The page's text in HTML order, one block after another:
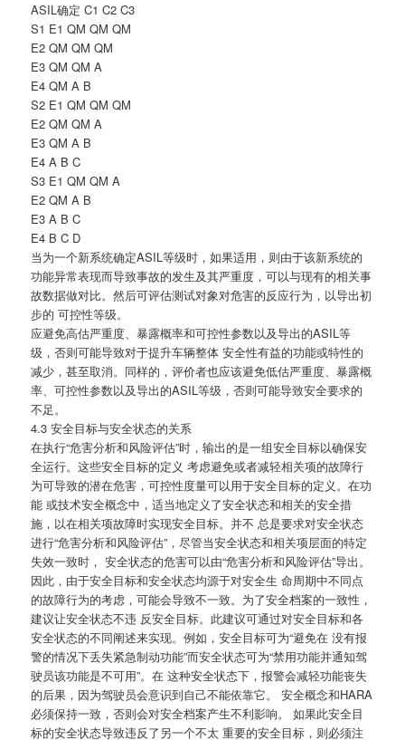
ASIL确定 C1 C2 C3
S1 E1 QM QM QM
E2 QM QM QM
E3 QM QM A
E4 QM A B
S2 E1 QM QM QM
E2 QM QM A
E3 QM A B
E4 A B C
S3 E1 QM QM A
E2 QM A B
E3 A B C
E4 B C D
当为一个新系统确定ASIL等级时，如果适用，则由于该新系统的
功能异常表现而导致事故的发生及其严重度，可以与现有的相关事
故数据做对比。然后可评估测试对象对危害的反应行为，以导出初
步的 可控性等级。
应避免高估严重度、暴露概率和可控性参数以及导出的ASIL等
级，否则可能导致对于提升车辆整体 安全性有益的功能或特性的
减少，甚至取消。同样的，评价者也应该避免低估严重度、暴露概
率、可控性参数以及导出的ASIL等级，否则可能导致安全要求的
不足。
4.3 安全目标与安全状态的关系
在执行“危害分析和风险评估”时，输出的是一组安全目标以确保安
全运行。这些安全目标的定义 考虑避免或者减轻相关项的故障行
为可导致的潜在危害，可控性度量可以用于安全目标的定义。在功
能 或技术安全概念中，适当地定义了安全状态和相关的安全措
施，以在相关项故障时实现安全目标。并不 总是要求对安全状态
进行“危害分析和风险评估”，尽管当安全状态和相关项层面的特定
失效一致时， 安全状态的危害可以由“危害分析和风险评估”导出。
因此，由于安全目标和安全状态均源于对安全生 命周期中不同点
的故障行为的考虑，可能会导致不一致。为了安全档案的一致性，
建议让安全状态不违 反安全目标。此建议可通过对安全目标和各
安全状态的不同阐述来实现。例如，安全目标可为“避免在 没有报
警的情况下丢失紧急制动功能”而安全状态可为“禁用功能并通知驾
驶员该功能是不可用”。在 这种安全状态下，报警会减轻功能丧失
的后果，因为驾驶员会意识到自己不能依靠它。 安全概念和HARA
必须保持一致，否则会对安全档案产生不利影响。 如果此安全目
标的安全状态导致违反了另一个不太 重要的安全目标，则必须注